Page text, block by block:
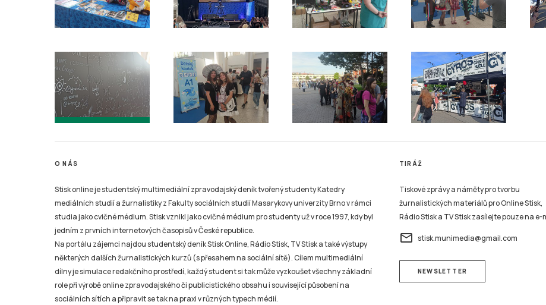
O NÁS
Stisk online je studentský multimediální zpravodajský deník tvořený studenty Katedry
mediálních studií a žurnalistiky z Fakulty sociálních studií Masarykovy univerzity Brno v rámci
studia jako cvičné médium. Stisk vznikl jako cvičné médium pro studenty už v roce 1997, kdy byl
jedním z prvních internetových časopisů v České republice.
Na portálu zájemci najdou studentský deník Stisk Online, Rádio Stisk, TV Stisk a také výstupy
některých dalších žurnalistických kurzů (s přesahem na sociální sítě). Cílem multimediální
dílny je simulace redakčního prostředí, každý student si tak může vyzkoušet všechny základní
role při výrobě online zpravodajského či publicistického obsahu i související působení na
sociálních sítích a připravit se tak na praxi v různých typech médií.
TIRÁŽ
Tiskové zprávy a náměty pro tvorbu
žurnalistických materiálů pro Online Stisk,
Rádio Stisk a TV Stisk zasílejte pouze na e-
email stisk.munimedia@gmail.com
NEWSLETTER